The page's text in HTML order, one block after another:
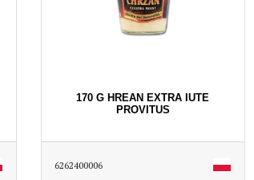
170 G HREAN EXTRA IUTE
PROVITUS
6262400006